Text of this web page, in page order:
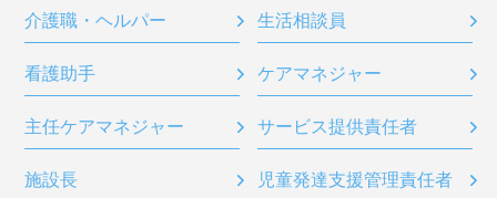
介護職・ヘルパー 生活相談員
看護助手 ケアマネジャー
主任ケアマネジャー サービス提供責任者
施設長 児童発達支援管理責任者